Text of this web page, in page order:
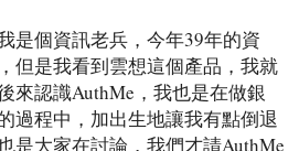
是個資訊老兵，今年39年的資
但是我看到雲想這個產品，我就
來認識AuthMe，我也是在做銀
過程中，加出生地讓我有點倒退
是大家在討論，我們才請AuthMe